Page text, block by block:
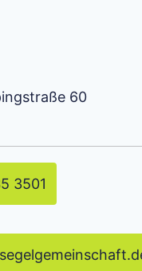
60
3501